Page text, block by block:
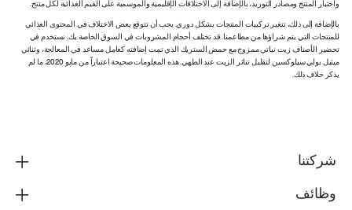
واختبار المنتج ومصادر التوريد، بالإضافة إلى الاختلافات الإقليمية والموسمية على القيم الغذائية لكل منتج.
بالإضافة إلى ذلك، تتغير تركيبات المنتجات بشكل دوري. يجب أن تتوقع بعض الاختلاف في المحتوى الغذائي
للمنتجات التي يتم شراؤها من مطاعمنا. قد تختلف أحجام المشروبات في السوق الخاصة بك. نستخدم في
تحضير الأصناف زيت نباتي ممزوج مع حمض الستريك الذي تمت إضافته كعامل مساعد في المعالجة، وثنائي
ميثيل بولي سيلوكسين لتقليل تناثر الزيت عند الطهي. هذه المعلومات صحيحة اعتباراً من مايو 2020، ما لم
يذكر خلاف ذلك.
شركتنا
وظائف